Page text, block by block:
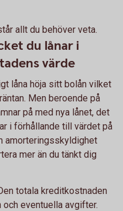
allt du behöver veta.
du lånar i
värde
låna höja sitt bolån vilket
Men beroende på
på med nya lånet, det
i förhållande till värdet på
amorteringsskyldighet
mer än du tänkt dig
totala kreditkostnaden
eventuella avgifter.